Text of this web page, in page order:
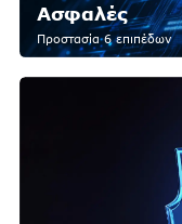
Ασφαλές
Προστασία 6 επιπέδων